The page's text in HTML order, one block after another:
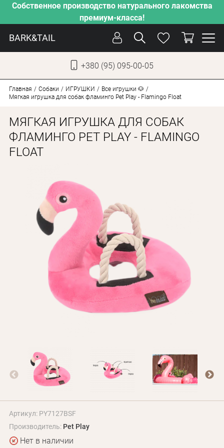
Собственное производство натурального лакомства
премиум-класса!
BARK&TAIL
+380 (95) 095-00-05
УХОД
ЗАБОТА
АКЦИИ
ДЛЯ КОТОВ
Оплата и доставка
Программа лояльности
О Нас
Главная Собаки ИГРУШКИ
Все игрушки 🐶
Мягкая игрушка для собак фламинго Pet Play - Flamingo Float
МЯГКАЯ ИГРУШКА ДЛЯ СОБАК
ФЛАМИНГО PET PLAY - FLAMINGO
FLOAT
Артикул: PY7127BSF
Производитель: Pet Play
Нет в наличии